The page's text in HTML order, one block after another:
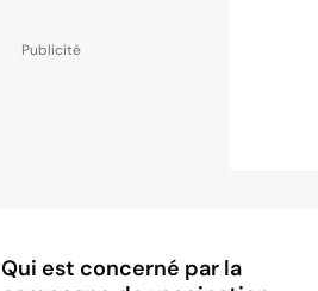
Qui est concerné par la